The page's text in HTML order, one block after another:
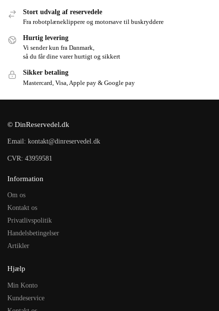
Stort udvalg af reservedele
Fra robotplæneklippere og motorsave til buskryddere
Hurtig levering
Vi sender kun fra Danmark,
så du får dine varer hurtigt og sikkert
Sikker betaling
Mastercard, Visa, Apple pay & Google pay
© DinReservedel.dk
Email: kontakt@dinreservedel.dk
CVR: 43959581
Information
Om os
Kontakt os
Privatlivspolitik
Handelsbetingelser
Artikler
Hjælp
Min Konto
Kundeservice